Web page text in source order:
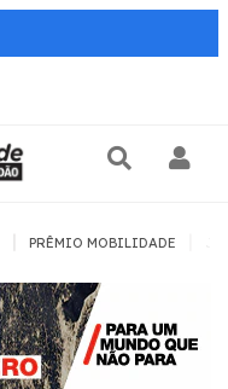
PRÊMIO MOBILIDADE